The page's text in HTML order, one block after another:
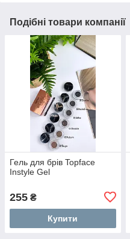
Подібні товари компанії
Гель для брів Topface
Instyle Gel
255 ₴
Купити